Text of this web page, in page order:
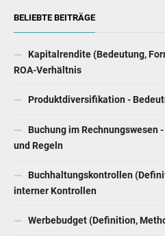
BELIEBTE BEITRÄGE
Kapitalrendite (Bedeutung,
ROA-Verhältnis
Produktdiversifikation -
Buchung im Rechnungswesen
und Regeln
Buchhaltungskontrollen
interner Kontrollen
Werbebudget (Definition,